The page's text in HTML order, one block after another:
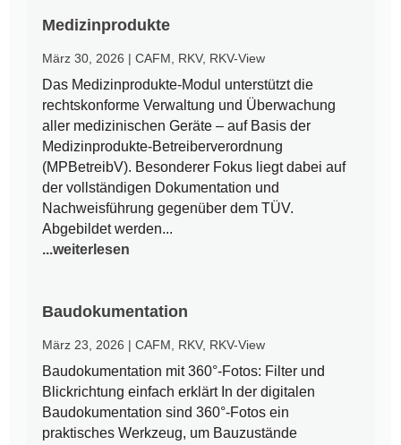
Medizinprodukte
März 30, 2026 |CAFM RKV, RKV-View
Das Medizinprodukte-Modul unterstützt die
rechtskonforme Verwaltung und Überwachung
aller medizinischen Geräte – auf Basis der
Medizinprodukte-Betreiberverordnung
(MPBetreibV). Besonderer Fokus liegt dabei auf
der vollständigen Dokumentation und
Nachweisführung gegenüber dem TÜV.
Abgebildet werden...
...weiterlesen
Baudokumentation
März 23, 2026 |CAFM RKV, RKV-View
Baudokumentation mit 360°-Fotos: Filter und
Blickrichtung einfach erklärt In der digitalen
Baudokumentation sind 360°-Fotos ein
praktisches Werkzeug, um Bauzustände